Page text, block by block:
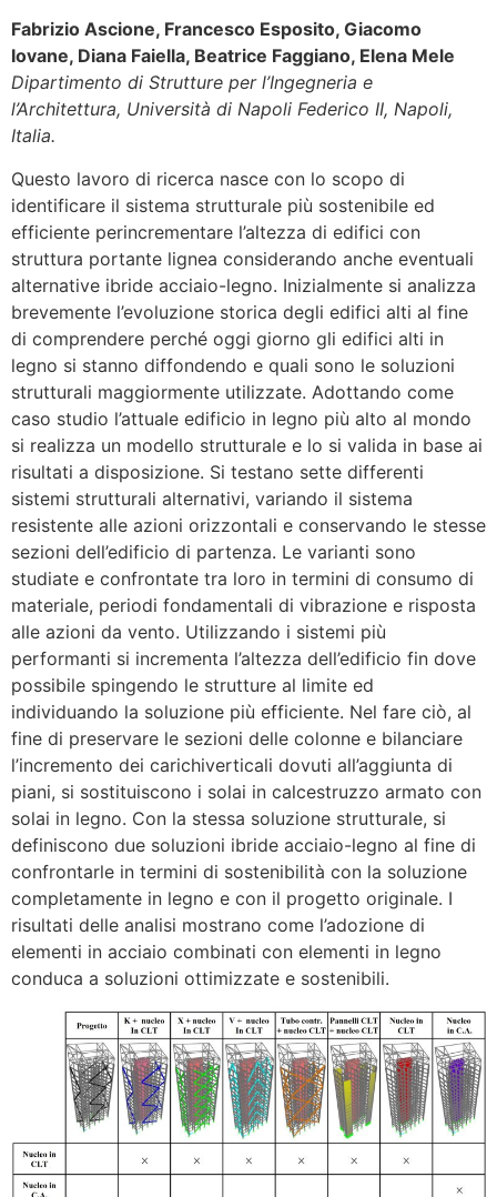
Fabrizio Ascione, Francesco Esposito, Giacomo
Iovane, Diana Faiella, Beatrice Faggiano, Elena Mele
Dipartimento di Strutture per l’Ingegneria e
l’Architettura, Università di Napoli Federico II, Napoli,
Italia.
Questo lavoro di ricerca nasce con lo scopo di
identificare il sistema strutturale più sostenibile ed
efficiente perincrementare l’altezza di edifici con
struttura portante lignea considerando anche eventuali
alternative ibride acciaio-legno. Inizialmente si analizza
brevemente l’evoluzione storica degli edifici alti al fine
di comprendere perché oggi giorno gli edifici alti in
legno si stanno diffondendo e quali sono le soluzioni
strutturali maggiormente utilizzate. Adottando come
caso studio l’attuale edificio in legno più alto al mondo
si realizza un modello strutturale e lo si valida in base ai
risultati a disposizione. Si testano sette differenti
sistemi strutturali alternativi, variando il sistema
resistente alle azioni orizzontali e conservando le stesse
sezioni dell’edificio di partenza. Le varianti sono
studiate e confrontate tra loro in termini di consumo di
materiale, periodi fondamentali di vibrazione e risposta
alle azioni da vento. Utilizzando i sistemi più
performanti si incrementa l’altezza dell’edificio fin dove
possibile spingendo le strutture al limite ed
individuando la soluzione più efficiente. Nel fare ciò, al
fine di preservare le sezioni delle colonne e bilanciare
l’incremento dei carichiverticali dovuti all’aggiunta di
piani, si sostituiscono i solai in calcestruzzo armato con
solai in legno. Con la stessa soluzione strutturale, si
definiscono due soluzioni ibride acciaio-legno al fine di
confrontarle in termini di sostenibilità con la soluzione
completamente in legno e con il progetto originale. I
risultati delle analisi mostrano come l’adozione di
elementi in acciaio combinati con elementi in legno
conduca a soluzioni ottimizzate e sostenibili.